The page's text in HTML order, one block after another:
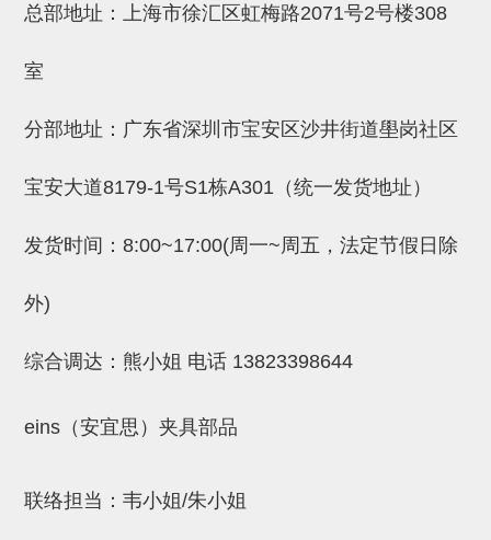
总部地址：上海市徐汇区虹梅路2071号2号楼308
室
分部地址：广东省深圳市宝安区沙井街道壆岗社区
宝安大道8179-1号S1栋A301（统一发货地址）
发货时间：8:00~17:00(周一~周五，法定节假日除
外)
综合调达：熊小姐 电话 13823398644
eins（安宜思）夹具部品
联络担当：韦小姐/朱小姐
吸着金具(细微型、微型)
吸着金具(附保持机能)
防转式金具(细微型、微型、小型)
固定式/微型气缸用/调整器(其他)
吸盘套吸盘
HNW系列